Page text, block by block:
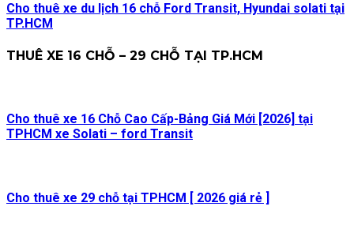
Cho thuê xe du lịch 16 chỗ Ford Transit, Hyundai solati tại
TP.HCM
THUÊ XE 16 CHỖ – 29 CHỖ TẠI TP.HCM
Cho thuê xe 16 Chỗ Cao Cấp-Bảng Giá Mới [2026] tại
TPHCM xe Solati – ford Transit
Cho thuê xe 29 chỗ tại TPHCM [ 2026 giá rẻ ]